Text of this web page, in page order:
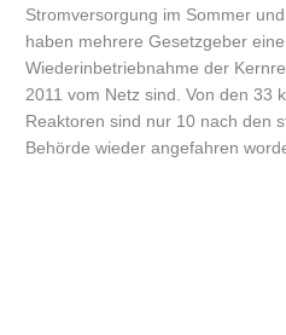
Stromversorgung im Sommer
haben mehrere Gesetzgeber
Wiederinbetriebnahme der
2011 vom Netz sind. Von den 33
Reaktoren sind nur 10 nach den
Behörde wieder angefahren